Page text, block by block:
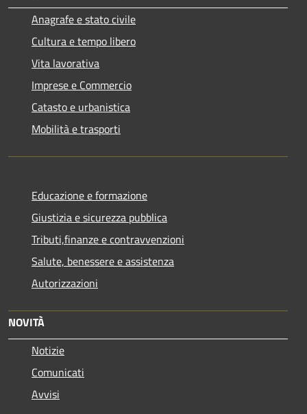
Anagrafe e stato civile
Cultura e tempo libero
Vita lavorativa
Imprese e Commercio
Catasto e urbanistica
Mobilità e trasporti
Educazione e formazione
Giustizia e sicurezza pubblica
Tributi,finanze e contravvenzioni
Salute, benessere e assistenza
Autorizzazioni
NOVITÀ
Notizie
Comunicati
Avvisi